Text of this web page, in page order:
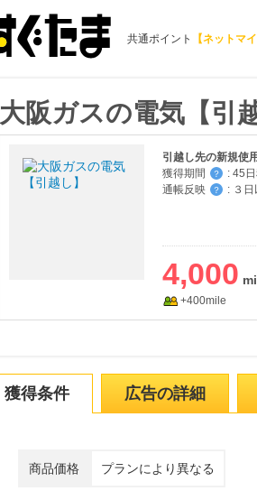
共通ポイント 【ネットマイ
大阪ガスの電気【引
引越し先の新規使
獲得期間
？ : 45
通帳反映
？ : ３
4,000
+400mile
獲得条件 広告の詳細
商品価格 プランにより異なる